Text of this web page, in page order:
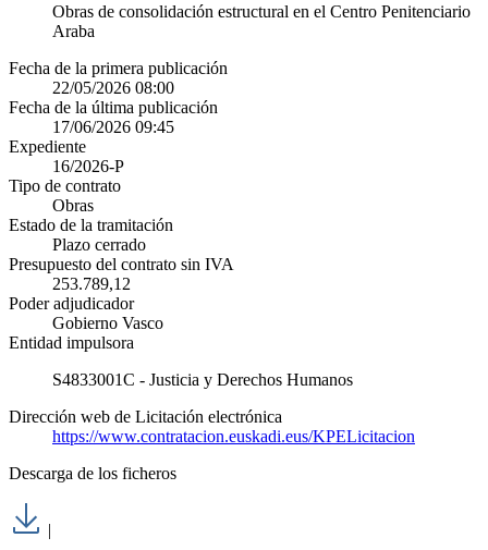
Obras de consolidación estructural en el Centro Penitenciario
Araba
Fecha de la primera publicación
22/05/2026 08:00
Fecha de la última publicación
17/06/2026 09:45
Expediente
16/2026-P
Tipo de contrato
Obras
Estado de la tramitación
Plazo cerrado
Presupuesto del contrato sin IVA
253.789,12
Poder adjudicador
Gobierno Vasco
Entidad impulsora
S4833001C - Justicia y Derechos Humanos
Dirección web de Licitación electrónica
https://www.contratacion.euskadi.eus/KPELicitacion
Descarga de los ficheros
|